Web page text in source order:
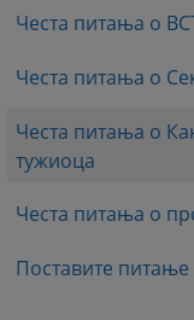
Честа питања о
Честа питања о
Честа питања о
тужиоца
Честа питања о
Поставите питање